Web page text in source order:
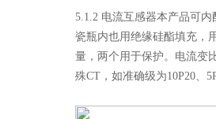
5.1.2 电流互感器本产品可
瓷瓶内也用绝缘硅酯填充，
量，两个用于保护。电流变
殊CT，如准确级为10P20、